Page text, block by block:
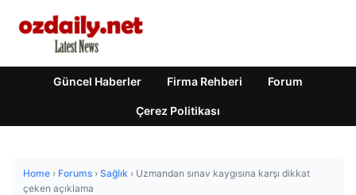
Güncel Haberler Firma Rehberi Forum
Çerez Politikası
Home › Forums › Sağlık › Uzmandan sınav kaygısına karşı dikkat
çeken açıklama